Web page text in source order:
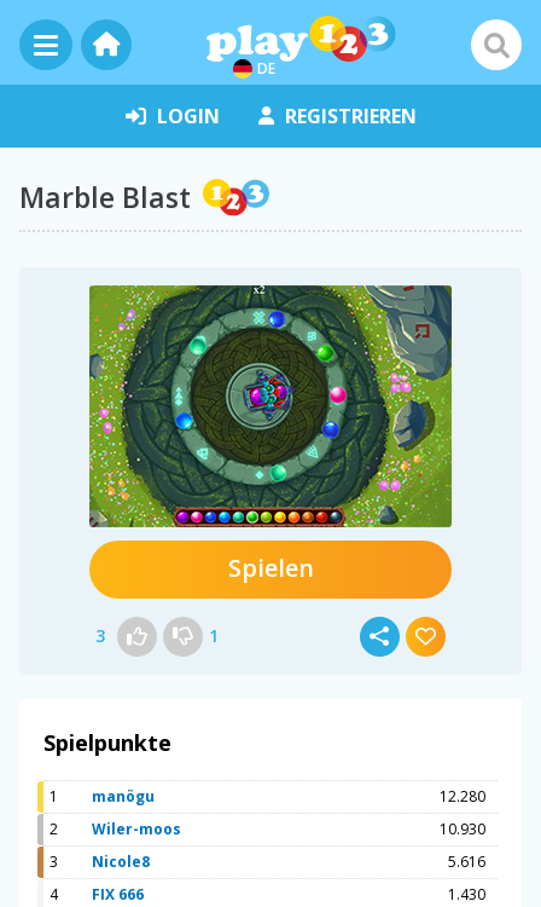
DE
LOGIN REGISTRIEREN
Marble Blast
Spielen
3 1
Spielpunkte
1 manögu
12.280
2
Wiler-moos
10.930
3
Nicole8
5.616
4
FIX 666
1.430